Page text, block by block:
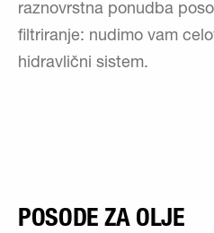
raznovrstna ponudba
filtriranje: nudimo vam
hidravlični sistem.
POSODE ZA OLJE